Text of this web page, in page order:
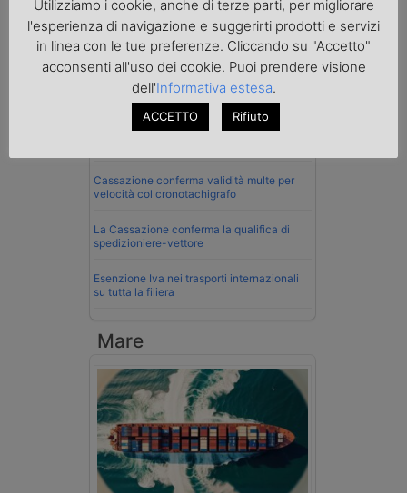
Normativa
La riforma del Codice della Strada punta
sull’autotrasporto
Imprenditore di Prato assolto per infortunio
Cassazione conferma validità multe per
velocità col cronotachigrafo
La Cassazione conferma la qualifica di
spedizioniere-vettore
Esenzione Iva nei trasporti internazionali
su tutta la filiera
Mare
Utilizziamo i cookie, anche di terze parti, per migliorare
l'esperienza di navigazione e suggerirti prodotti e servizi
in linea con le tue preferenze. Cliccando su "Accetto"
acconsenti all'uso dei cookie. Puoi prendere visione
dell'Informativa estesa.
ACCETTO Rifiuto